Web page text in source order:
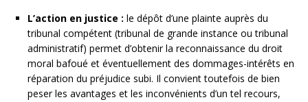
L’action en justice : le dépôt d’une plainte auprès du
tribunal compétent (tribunal de grande instance ou tribunal
administratif) permet d’obtenir la reconnaissance du droit
moral bafoué et éventuellement des dommages-intérêts en
réparation du préjudice subi. Il convient toutefois de bien
peser les avantages et les inconvénients d’un tel recours,